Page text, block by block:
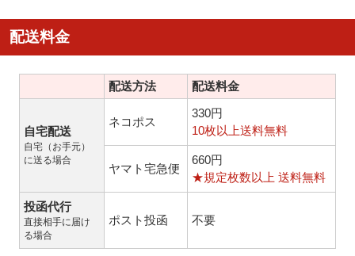
配送料金
配送方法 配送料金
自宅配送
自宅（お手元）
に送る場合
ネコポス
330円
10枚以上送料無料
ヤマト宅急便
660円
★規定枚数以上 送料無料
投函代行
直接相手に届け
る場合
ポスト投函 不要